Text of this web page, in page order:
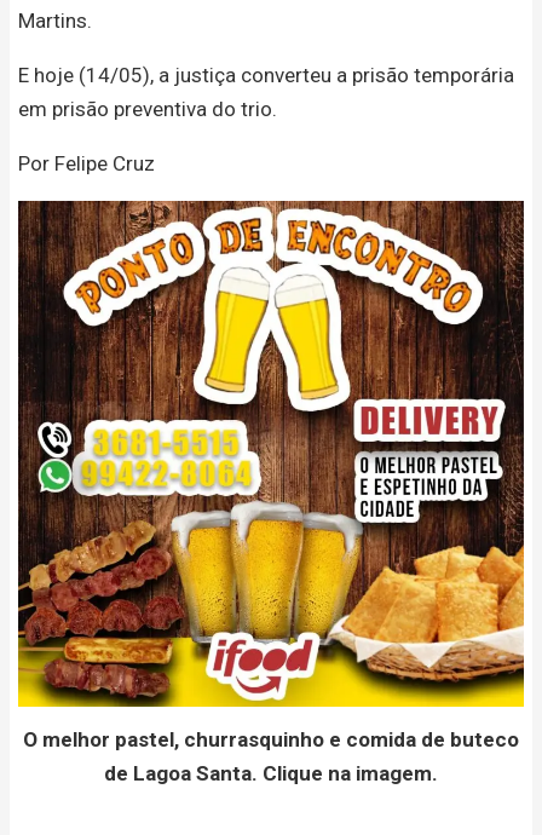
Martins.
E hoje (14/05), a justiça converteu a prisão temporária
em prisão preventiva do trio.
Por Felipe Cruz
O melhor pastel, churrasquinho e comida de buteco
de Lagoa Santa. Clique na imagem.